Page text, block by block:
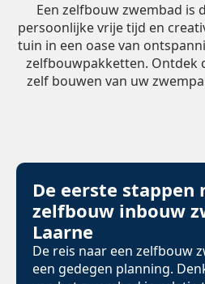
Een zelfbouw zwembad is
persoonlijke vrije tijd en
tuin in een oase van
zelfbouwpakketten. Ontdek
zelf bouwen van uw
De eerste stappen
zelfbouw inbouw
Laarne
De reis naar een zelfbouw
een gedegen planning.